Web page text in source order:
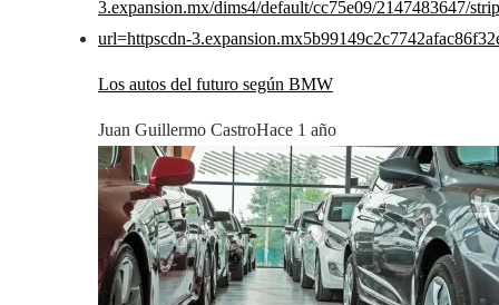
Los autos del futuro según BMW
Juan Guillermo CastroHace 1 año